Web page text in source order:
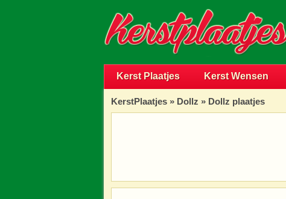
Kerst Plaatjes Kerst Wensen
KerstPlaatjes » Dollz » Dollz plaatjes